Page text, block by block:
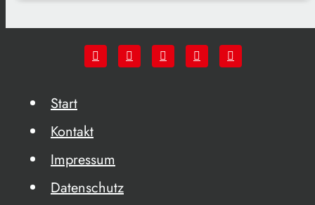
Start
Kontakt
Impressum
Datenschutz